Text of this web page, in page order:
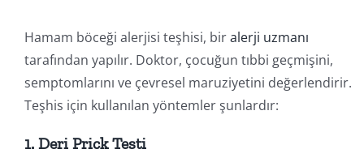
Hamam böceği alerjisi teşhisi, biralerji uzmanı
tarafından yapılır. Doktor, çocuğun tıbbi geçmişini,
semptomlarını ve çevresel maruziyetini değerlendirir.
Teşhis için kullanılan yöntemler şunlardır:
1. Deri Prick Testi